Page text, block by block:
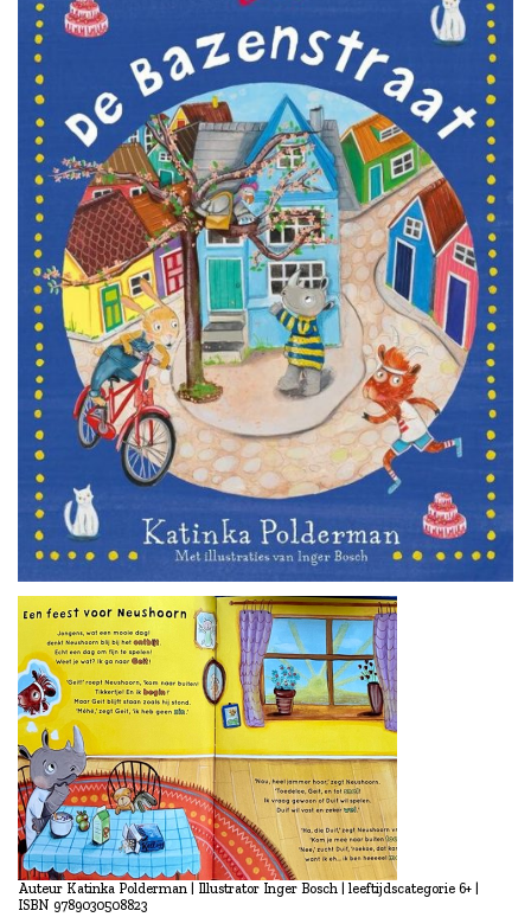
Auteur Katinka Polderman | Illustrator Inger Bosch | leeftijdscategorie 6+ |
ISBN 9789030508823